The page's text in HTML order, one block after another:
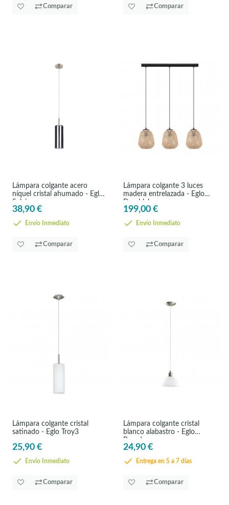
Comparar Comparar
Lámpara colgante acero
níquel cristal ahumado - Eglo
Selvino
38,90 €
Envío Inmediato
Comparar
Lámpara colgante 3 luces
madera entrelazada - Eglo
Dembleby
199,00 €
Envío Inmediato
Comparar
Lámpara colgante cristal
satinado - Eglo Troy3
25,90 €
Envío Inmediato
Comparar
Lámpara colgante cristal
blanco alabastro - Eglo
Brenda
24,90 €
Entrega en 5 a 7 días
Comparar